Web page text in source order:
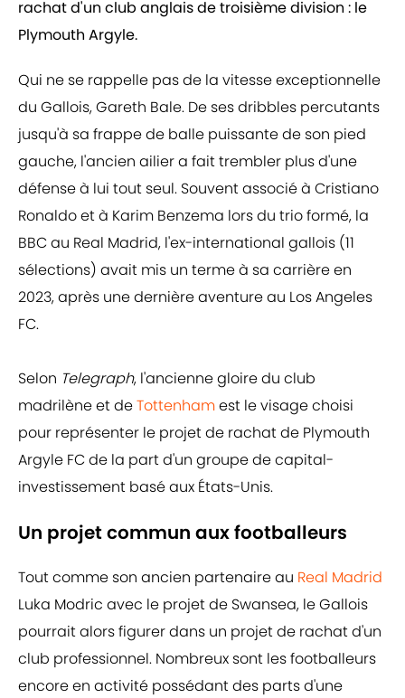
rachat d'un club anglais de troisième division : le
Plymouth Argyle.
Qui ne se rappelle pas de la vitesse exceptionnelle
du Gallois, Gareth Bale. De ses dribbles percutants
jusqu'à sa frappe de balle puissante de son pied
gauche, l'ancien ailier a fait trembler plus d'une
défense à lui tout seul. Souvent associé à Cristiano
Ronaldo et à Karim Benzema lors du trio formé, la
BBC au Real Madrid, l'ex-international gallois (11
sélections) avait mis un terme à sa carrière en
2023, après une dernière aventure au Los Angeles
FC.
Selon Telegraph, l'ancienne gloire du club
madrilène et deTottenhamest le visage choisi
pour représenter le projet de rachat de Plymouth
Argyle FC de la part d'un groupe de capital-
investissement basé aux États-Unis.
Un projet commun aux footballeurs
Tout comme son ancien partenaire au Real Madrid
Luka Modric avec le projet de Swansea, le Gallois
pourrait alors figurer dans un projet de rachat d'un
club professionnel. Nombreux sont les footballeurs
encore en activité possédant des parts d'une